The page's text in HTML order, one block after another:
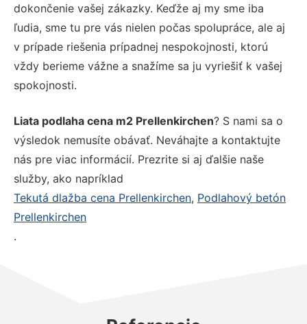
dokončenie vašej zákazky. Keďže aj my sme iba
ľudia, sme tu pre vás nielen počas spolupráce, ale aj
v prípade riešenia prípadnej nespokojnosti, ktorú
vždy berieme vážne a snažíme sa ju vyriešiť k vašej
spokojnosti.
Liata podlaha cena m2 Prellenkirchen? S nami sa o
výsledok nemusíte obávať. Neváhajte a kontaktujte
nás pre viac informácií. Prezrite si aj ďalšie naše
služby, ako napríklad
Tekutá dlažba cena Prellenkirchen, Podlahový betón
Prellenkirchen
.